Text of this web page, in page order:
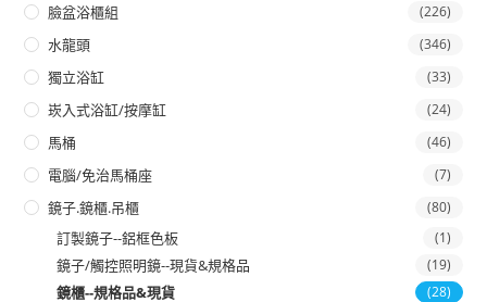
臉盆浴櫃組 (226)
水龍頭 (346)
獨立浴缸 (33)
崁入式浴缸/按摩缸 (24)
馬桶 (46)
電腦/免治馬桶座 (7)
鏡子.鏡櫃.吊櫃 (80)
訂製鏡子--鋁框色板 (1)
鏡子/觸控照明鏡--現貨&規格品 (19)
鏡櫃--規格品&現貨 (28)